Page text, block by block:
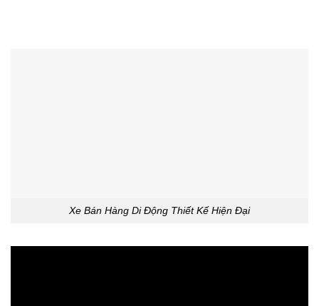
Xe Bán Hàng Di Động Thiết Kế Hiện Đại